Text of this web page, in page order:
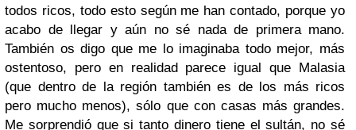
todos ricos, todo esto según me han contado, porque yo
acabo de llegar y aún no sé nada de primera mano.
También os digo que me lo imaginaba todo mejor, más
ostentoso, pero en realidad parece igual que Malasia
(que dentro de la región también es de los más ricos
pero mucho menos), sólo que con casas más grandes.
Me sorprendió que si tanto dinero tiene el sultán, no sé